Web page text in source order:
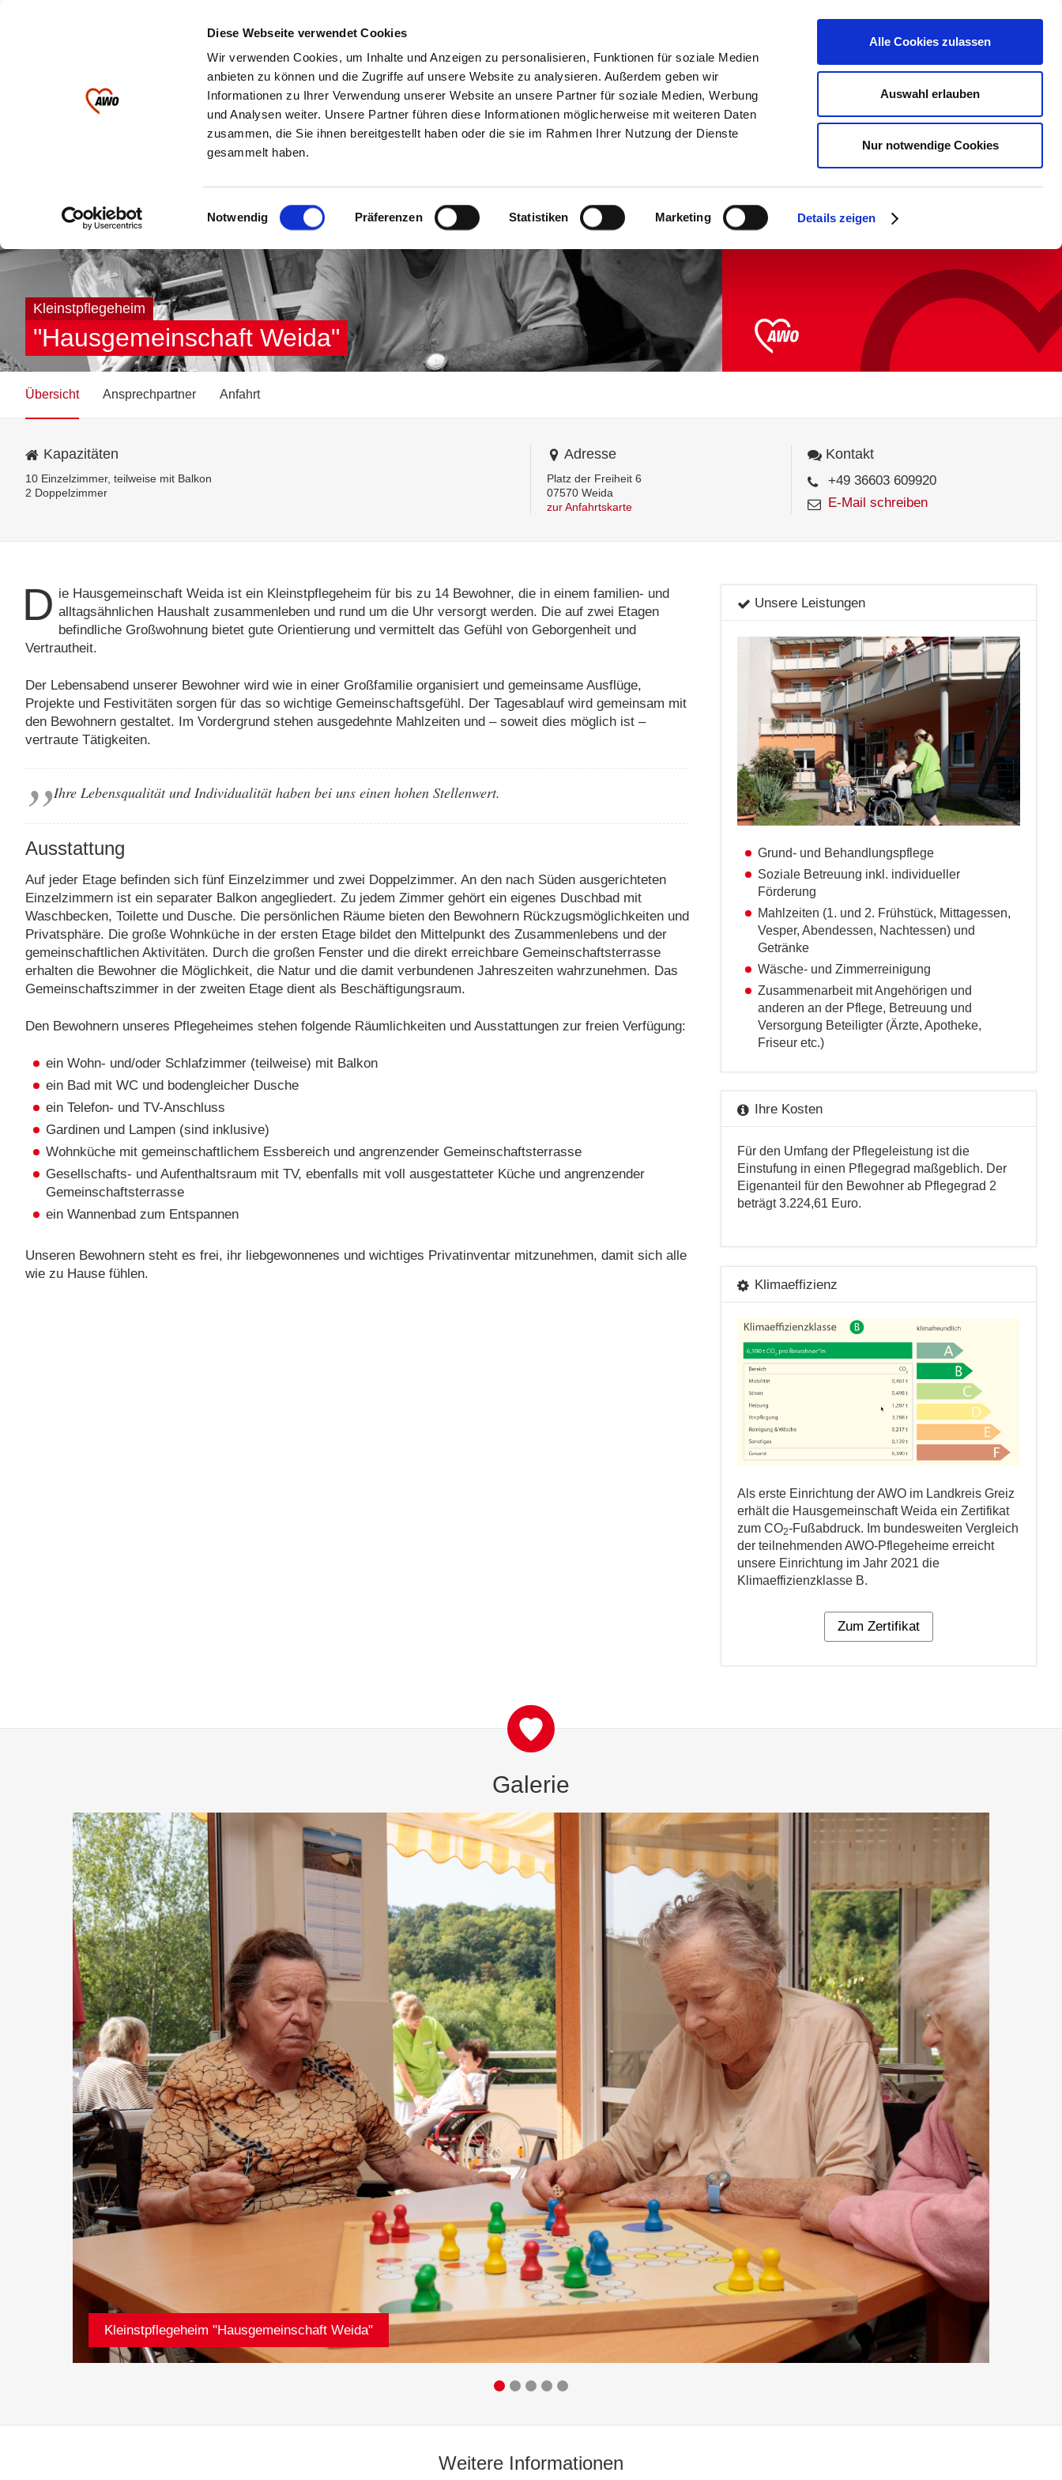
Diese Webseite verwendet Cookies
Wir verwenden Cookies, um Inhalte und Anzeigen zu personalisieren, Funktionen für soziale Medien
anbieten zu können und die Zugriffe auf unsere Website zu analysieren. Außerdem geben wir
Informationen zu Ihrer Verwendung unserer Website an unsere Partner für soziale Medien, Werbung
und Analysen weiter. Unsere Partner führen diese Informationen möglicherweise mit weiteren Daten
zusammen, die Sie ihnen bereitgestellt haben oder die sie im Rahmen Ihrer Nutzung der Dienste
gesammelt haben.
Einwilligungsauswahl
Notwendig Präferenzen Statistiken Marketing Details zeigen
Alle Cookies zulassen
Auswahl erlauben
Nur notwendige Cookies
Schriftgröße
Einrichtungen
Kinder & Jugendliche Pflege Wohnen & Begegnung Weitere Angebote Über uns
Kleinstpflegeheim
"Hausgemeinschaft Weida"
Lebensqualität und
Individualität.
Übersicht Ansprechpartner Anfahrt
Kapazitäten
10 Einzelzimmer, teilweise mit Balkon
2 Doppelzimmer
Adresse
Platz der Freiheit 6
07570 Weida
zur Anfahrtskarte
Kontakt
+49 36603 609920
E-Mail schreiben
D ie Hausgemeinschaft Weida ist ein Kleinstpflegeheim für bis zu 14 Bewohner, die in einem familien- und
alltagsähnlichen Haushalt zusammenleben und rund um die Uhr versorgt werden. Die auf zwei Etagen
befindliche Großwohnung bietet gute Orientierung und vermittelt das Gefühl von Geborgenheit und
Vertrautheit.
Der Lebensabend unserer Bewohner wird wie in einer Großfamilie organisiert und gemeinsame Ausflüge,
Projekte und Festivitäten sorgen für das so wichtige Gemeinschaftsgefühl. Der Tagesablauf wird gemeinsam mit
den Bewohnern gestaltet. Im Vordergrund stehen ausgedehnte Mahlzeiten und – soweit dies möglich ist –
vertraute Tätigkeiten.
Ihre Lebensqualität und Individualität haben bei uns einen hohen Stellenwert.
Ausstattung
Auf jeder Etage befinden sich fünf Einzelzimmer und zwei Doppelzimmer. An den nach Süden ausgerichteten
Einzelzimmern ist ein separater Balkon angegliedert. Zu jedem Zimmer gehört ein eigenes Duschbad mit
Waschbecken, Toilette und Dusche. Die persönlichen Räume bieten den Bewohnern Rückzugsmöglichkeiten und
Privatsphäre. Die große Wohnküche in der ersten Etage bildet den Mittelpunkt des Zusammenlebens und der
gemeinschaftlichen Aktivitäten. Durch die großen Fenster und die direkt erreichbare Gemeinschaftsterrasse
erhalten die Bewohner die Möglichkeit, die Natur und die damit verbundenen Jahreszeiten wahrzunehmen. Das
Gemeinschaftszimmer in der zweiten Etage dient als Beschäftigungsraum.
Den Bewohnern unseres Pflegeheimes stehen folgende Räumlichkeiten und Ausstattungen zur freien Verfügung:
ein Wohn- und/oder Schlafzimmer (teilweise) mit Balkon
ein Bad mit WC und bodengleicher Dusche
ein Telefon- und TV-Anschluss
Gardinen und Lampen (sind inklusive)
Wohnküche mit gemeinschaftlichem Essbereich und angrenzender Gemeinschaftsterrasse
Gesellschafts- und Aufenthaltsraum mit TV, ebenfalls mit voll ausgestatteter Küche und angrenzender
Gemeinschaftsterrasse
ein Wannenbad zum Entspannen
Unseren Bewohnern steht es frei, ihr liebgewonnenes und wichtiges Privatinventar mitzunehmen, damit sich alle
wie zu Hause fühlen.
Unsere Leistungen
Grund- und Behandlungspflege
Soziale Betreuung inkl. individueller
Förderung
Mahlzeiten (1. und 2. Frühstück, Mittagessen,
Vesper, Abendessen, Nachtessen) und
Getränke
Wäsche- und Zimmerreinigung
Zusammenarbeit mit Angehörigen und
anderen an der Pflege, Betreuung und
Versorgung Beteiligter (Ärzte, Apotheke,
Friseur etc.)
Ihre Kosten
Für den Umfang der Pflegeleistung ist die
Einstufung in einen Pflegegrad maßgeblich. Der
Eigenanteil für den Bewohner ab Pflegegrad 2
beträgt 3.224,61 Euro.
Klimaeffizienz
Als erste Einrichtung der AWO im Landkreis Greiz
erhält die Hausgemeinschaft Weida ein Zertifikat
zum CO2-Fußabdruck. Im bundesweiten Vergleich
der teilnehmenden AWO-Pflegeheime erreicht
unsere Einrichtung im Jahr 2021 die
Klimaeffizienzklasse B.
Zum Zertifikat
Galerie
Kleinstpflegeheim "Hausgemeinschaft Weida"
Weitere Informationen